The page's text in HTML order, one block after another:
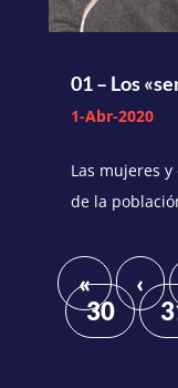
01 – Los
1-Abr-2020
Las mujeres
de la
« ‹
30